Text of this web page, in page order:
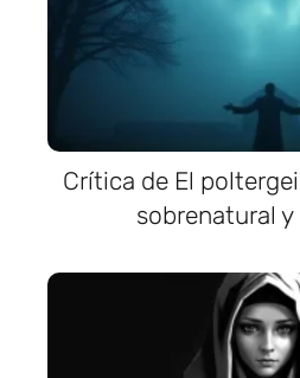
Crítica de El
sobrenatural